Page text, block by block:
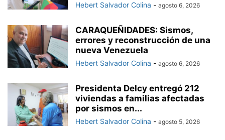
Hebert Salvador Colina - agosto 6, 2026
CARAQUEÑIDADES: Sismos,
errores y reconstrucción de una
nueva Venezuela
Hebert Salvador Colina - agosto 6, 2026
Presidenta Delcy entregó 212
viviendas a familias afectadas
por sismos en...
Hebert Salvador Colina - agosto 5, 2026